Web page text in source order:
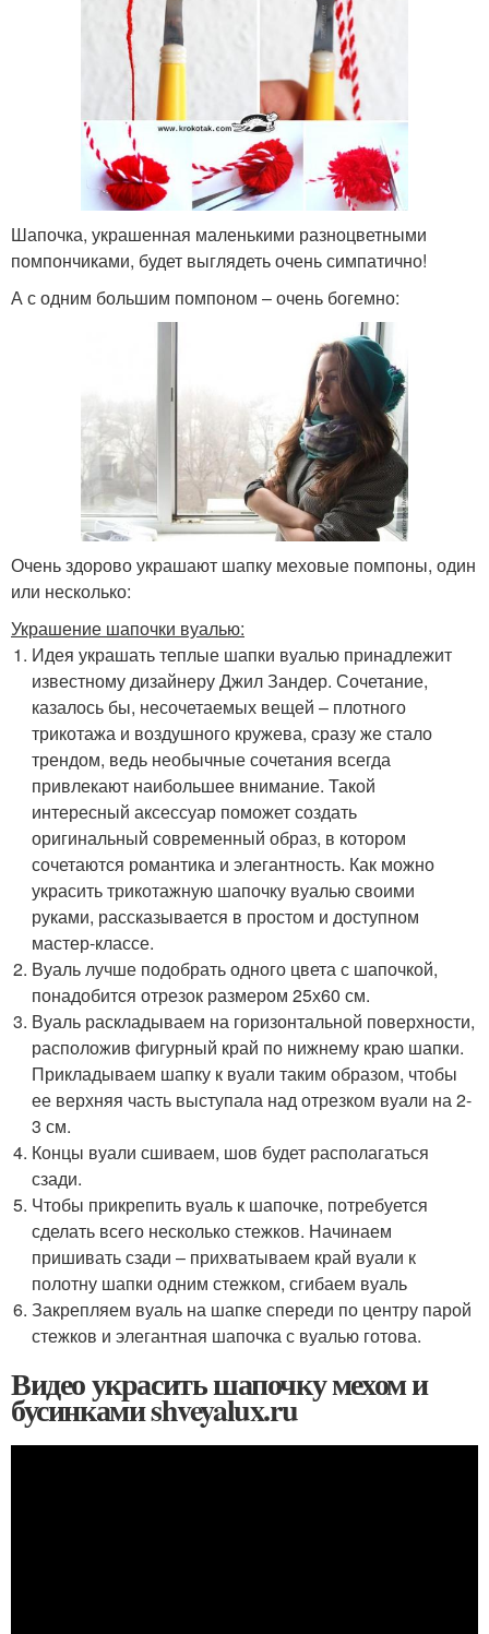
Шапочка, украшенная маленькими разноцветными
помпончиками, будет выглядеть очень симпатично!
А с одним большим помпоном – очень богемно:
Очень здорово украшают шапку меховые помпоны, один
или несколько:
Украшение шапочки вуалью:
Идея украшать теплые шапки вуалью принадлежит
известному дизайнеру Джил Зандер. Сочетание,
казалось бы, несочетаемых вещей – плотного
трикотажа и воздушного кружева, сразу же стало
трендом, ведь необычные сочетания всегда
привлекают наибольшее внимание. Такой
интересный аксессуар поможет создать
оригинальный современный образ, в котором
сочетаются романтика и элегантность. Как можно
украсить трикотажную шапочку вуалью своими
руками, рассказывается в простом и доступном
мастер-классе.
Вуаль лучше подобрать одного цвета с шапочкой,
понадобится отрезок размером 25х60 см.
Вуаль раскладываем на горизонтальной поверхности,
расположив фигурный край по нижнему краю шапки.
Прикладываем шапку к вуали таким образом, чтобы
ее верхняя часть выступала над отрезком вуали на 2-
3 см.
Концы вуали сшиваем, шов будет располагаться
сзади.
Чтобы прикрепить вуаль к шапочке, потребуется
сделать всего несколько стежков. Начинаем
пришивать сзади – прихватываем край вуали к
полотну шапки одним стежком, сгибаем вуаль
Закрепляем вуаль на шапке спереди по центру парой
стежков и элегантная шапочка с вуалью готова.
Видео украсить шапочку мехом и
бусинками shveyalux.ru